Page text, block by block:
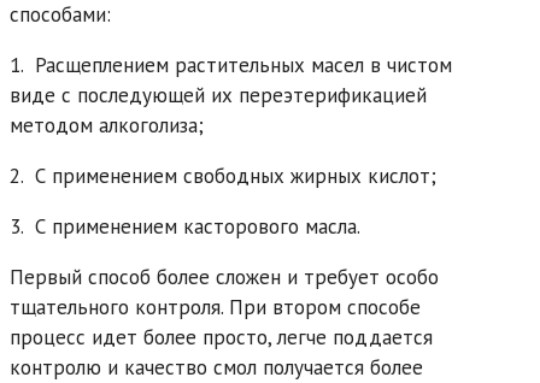
способами:
1. Расщеплением растительных масел в чистом
виде с последующей их переэтерификацией
методом алкоголиза;
2. С применением свободных жирных кислот;
3. С применением касторового масла.
Первый способ более сложен и требует особо
тщательного контроля. При втором способе
процесс идет более просто, легче поддается
контролю и качество смол получается более